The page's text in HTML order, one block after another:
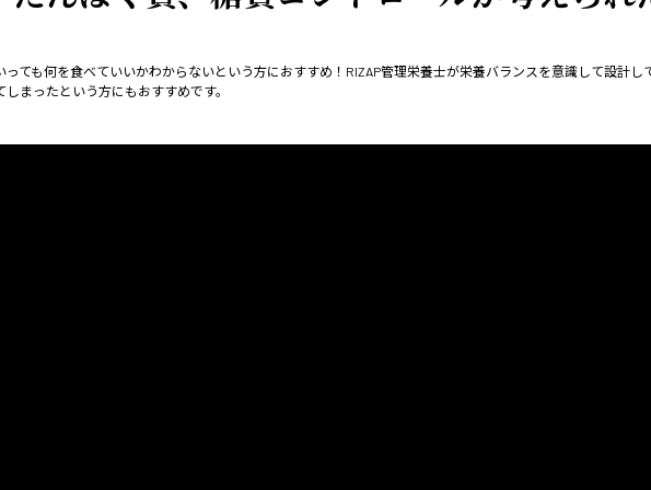
っても何を食べていいかわからないという方におすすめ！RIZAP管理栄養士が栄養バランスを意識して設計
しまったという方にもおすすめです。